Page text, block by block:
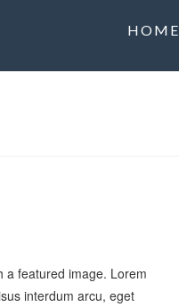
HOME
a featured image. Lorem
interdum arcu, eget